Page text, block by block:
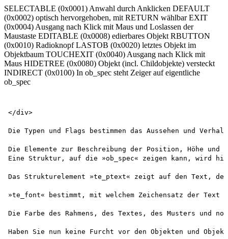
SELECTABLE (0x0001) Anwahl durch Anklicken DEFAULT
(0x0002) optisch hervorgehoben, mit RETURN wählbar EXIT
(0x0004) Ausgang nach Klick mit Maus und Loslassen der
Maustaste EDITABLE (0x0008) edierbares Objekt RBUTTON
(0x0010) Radioknopf LASTOB (0x0020) letztes Objekt im
Objektbaum TOUCHEXIT (0x0040) Ausgang nach Klick mit
Maus HIDETREE (0x0080) Objekt (incl. Childobjekte) versteckt
INDIRECT (0x0100) In ob_spec steht Zeiger auf eigentliche
ob_spec
</div>
Die Typen und Flags bestimmen das Aussehen und
Die Elemente zur Beschreibung der Position, Höhe
Eine Struktur, auf die »ob_spec« zeigen kann, wird hier
Das Strukturelement »te_ptext« zeigt auf den Text,
»te_font« bestimmt, mit welchem Zeichensatz der
Die Farbe des Rahmens, des Textes, des Musters
Haben Sie nun keine Furcht vor den Objekten und